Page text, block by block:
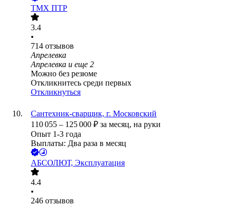
ТМХ ПТР
3.4
•
714 отзывов
Апрелевка
Апрелевка и еще 2
Можно без резюме
Откликнитесь среди первых
Откликнуться
Сантехник-сварщик, г. Московский
110 055 – 125 000 ₽ за месяц, на руки
Опыт 1-3 года
Выплаты: Два раза в месяц
АБСОЛЮТ, Эксплуатация
4.4
•
246 отзывов